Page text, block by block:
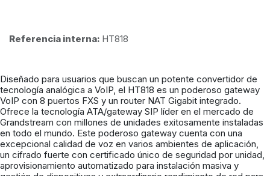
Referencia interna: HT818
Diseñado para usuarios que buscan un potente convertidor de
tecnología analógica a VoIP, el HT818 es un poderoso gateway
VoIP con 8 puertos FXS y un router NAT Gigabit integrado.
Ofrece la tecnología ATA/gateway SIP líder en el mercado de
Grandstream con millones de unidades exitosamente instaladas
en todo el mundo. Este poderoso gateway cuenta con una
excepcional calidad de voz en varios ambientes de aplicación,
un cifrado fuerte con certificado único de seguridad por unidad,
aprovisionamiento automatizado para instalación masiva y